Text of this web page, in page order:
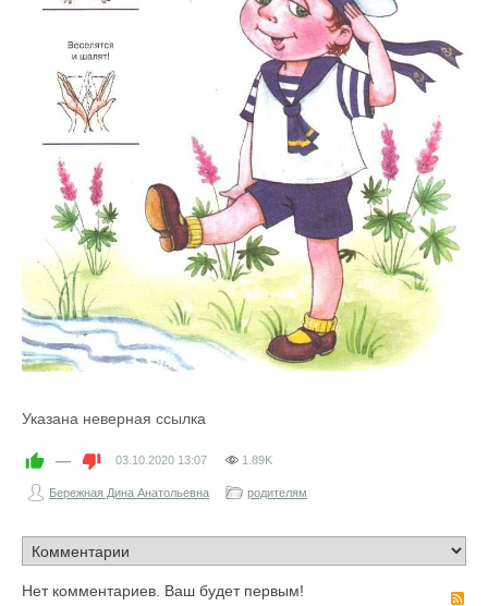
Указана неверная ссылка
— 03.10.2020 13:07 1.89K
Бережная Дина Анатольевна родителям
Нет комментариев. Ваш будет первым!